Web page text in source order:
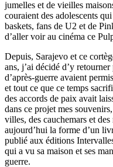
jumelles et de vieilles
couraient des adolescents
baskets, fans de U2 et de
d’aller voir au cinéma ce
Depuis, Sarajevo et ce
ans, j’ai décidé d’y
d’après-guerre avaient
et tout ce que ce temps
des accords de paix avait
dans ce projet mes
villes, des cauchemars et
aujourd’hui la forme d’un
publié aux éditions
qui a vu sa maison et ses
guerre.